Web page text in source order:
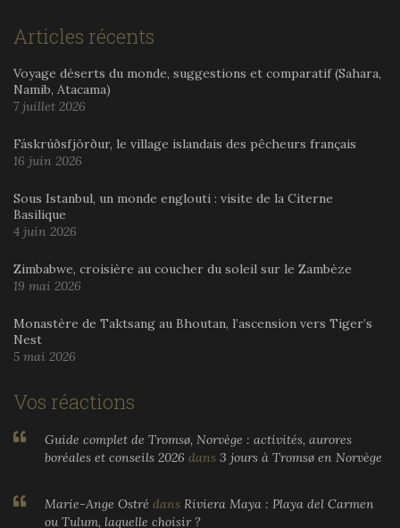
Articles récents
Voyage déserts du monde, suggestions et comparatif (Sahara,
Namib, Atacama)
7 juillet 2026
Fáskrúðsfjörður, le village islandais des pêcheurs français
16 juin 2026
Sous Istanbul, un monde englouti : visite de la Citerne
Basilique
4 juin 2026
Zimbabwe, croisière au coucher du soleil sur le Zambèze
19 mai 2026
Monastère de Taktsang au Bhoutan, l’ascension vers Tiger’s
Nest
5 mai 2026
Vos réactions
Guide complet de Tromsø, Norvège : activités, aurores
boréales et conseils 2026 dans 3 jours à Tromsø en Norvège
Marie-Ange Ostré dans Riviera Maya : Playa del Carmen
ou Tulum, laquelle choisir ?